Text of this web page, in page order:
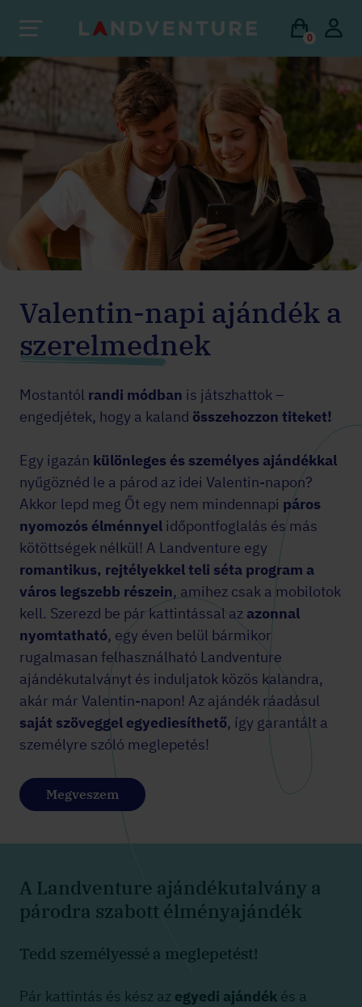
0
Valentin-napi ajándék a
szerelmednek
Mostantól randi módban is játszhattok –
engedjétek, hogy a kaland összehozzon titeket!
Egy igazán különleges és személyes ajándékkal
nyűgöznéd le a párod az idei Valentin-napon?
Akkor lepd meg Őt egy nem mindennapi páros
nyomozós élménnyel időpontfoglalás és más
kötöttségek nélkül! A Landventure egy
romantikus, rejtélyekkel teli séta program a
város legszebb részein, amihez csak a mobilotok
kell. Szerezd be pár kattintással az azonnal
nyomtatható, egy éven belül bármikor
rugalmasan felhasználható Landventure
ajándékutalványt és induljatok közös kalandra,
akár már Valentin-napon! Az ajándék ráadásul
saját szöveggel egyediesíthető, így garantált a
személyre szóló meglepetés!
Megveszem
A Landventure ajándékutalvány a
párodra szabott élményajándék
Tedd személyessé a meglepetést!
Pár kattintás és kész az egyedi ajándék és a